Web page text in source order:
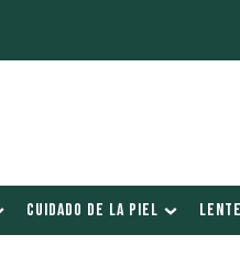
CUIDADO DE LA PIEL